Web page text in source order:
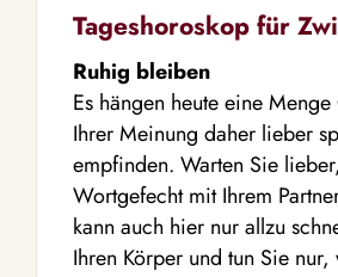
Tageshoroskop für
Ruhig bleiben
Es hängen heute eine
Ihrer Meinung daher lieber
empfinden. Warten Sie
Wortgefecht mit Ihrem
kann auch hier nur allzu
Ihren Körper und tun Sie